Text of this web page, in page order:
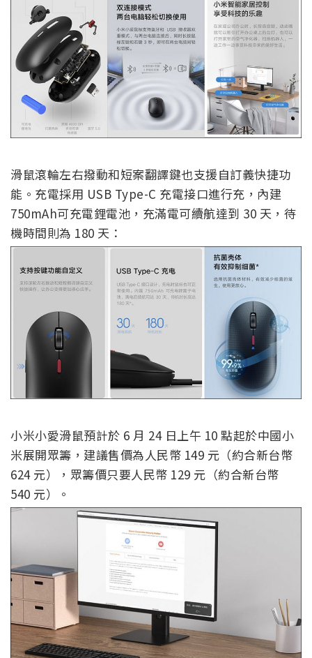
滑鼠滾輪左右撥動和短案翻譯鍵也支援自訂義快捷功
能。充電採用 USB Type-C 充電接口進行充，內建
750mAh可充電鋰電池，充滿電可續航達到 30 天，待
機時間則為 180 天：
小米小愛滑鼠預計於 6 月 24 日上午 10 點起於中國小
米展開眾籌，建議售價為人民幣 149 元（約合新台幣
624 元），眾籌價只要人民幣 129 元（約合新台幣
540 元）。